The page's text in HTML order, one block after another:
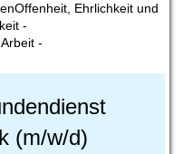
Ehrlichkeit und
-
-
(m/w/d)